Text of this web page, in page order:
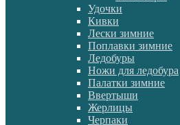
Удочки
Кивки
Лески зимние
Поплавки зимние
Ледобуры
Ножи для ледобура
Палатки зимние
Ввертыши
Жерлицы
Черпаки